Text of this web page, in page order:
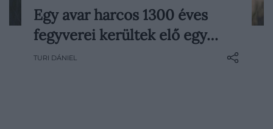
Egyedülálló leletre bukkantak magyar
régészek Székesfehérvár közelében: egy
1300 éves avar harcos sírját tárták fel,
Egy avar harcos 1300 éves
fegyverei kerültek elő egy…
TURI DÁNIEL